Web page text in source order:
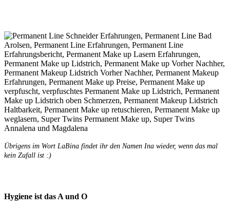
Übrigens im Wort LaBina findet ihr den Namen Ina wieder, wenn das mal
kein Zufall ist :)
Hygiene ist das A und O